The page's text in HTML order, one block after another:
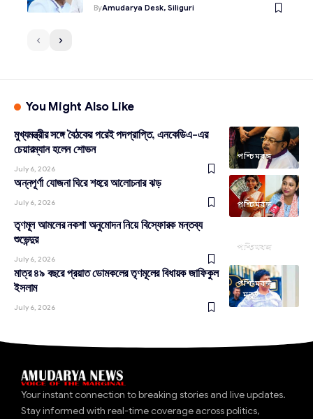
ByAmudarya Desk, Siliguri
You Might Also Like
পশ্চিমবঙ্গ
মুখ্যমন্ত্রীর সঙ্গে বৈঠকের পরেই পদপ্রাপ্তি, এনকেডিএ-এর
চেয়ারম্যান হলেন শোভন
July 6, 2026
পশ্চিমবঙ্গ
অন্নপূর্ণা যোজনা ঘিরে শহরে আলোচনার ঝড়
July 6, 2026
পশ্চিমবঙ্গ
তৃণমূল আমলের নকশা অনুমোদন নিয়ে বিস্ফোরক মন্তব্য
শুভেন্দুর
July 6, 2026
পশ্চিমবঙ্গ
মৃত্যু
মাত্র ৪৯ বছরে প্রয়াত ডোমকলের তৃণমূলের বিধায়ক জাফিকুল
ইসলাম
July 6, 2026
Your instant connection to breaking stories and live updates.
Stay informed with real-time coverage across politics,